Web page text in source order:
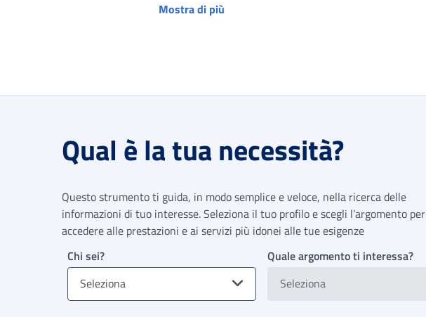
Mostra di più
Qual è la tua necessità?
Questo strumento ti guida, in modo semplice e veloce, nella ricerca delle
informazioni di tuo interesse. Seleziona il tuo profilo e scegli l’argomento per
accedere alle prestazioni e ai servizi più idonei alle tue esigenze
Chi sei?
Seleziona
Quale argomento ti interessa?
Seleziona